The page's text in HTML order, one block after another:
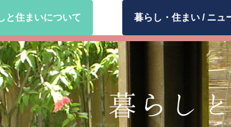
と住まいについて 暮らし・住まい / ニュ